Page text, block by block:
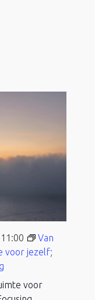
voor
11:00
Van
voor jezelf;